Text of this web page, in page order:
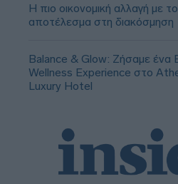
Η πιο οικονομική αλλαγή με
αποτέλεσμα στη διακόσμηση
Balance & Glow: Ζήσαμε ένα
Wellness Experience στο
Luxury Hotel